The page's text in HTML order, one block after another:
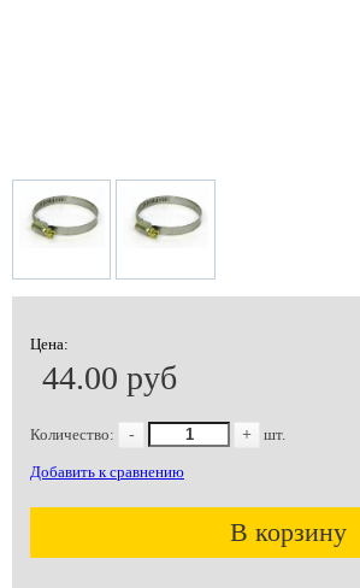
Цена:
44.00 руб
Количество: - + шт.
Добавить к сравнению
В корзину